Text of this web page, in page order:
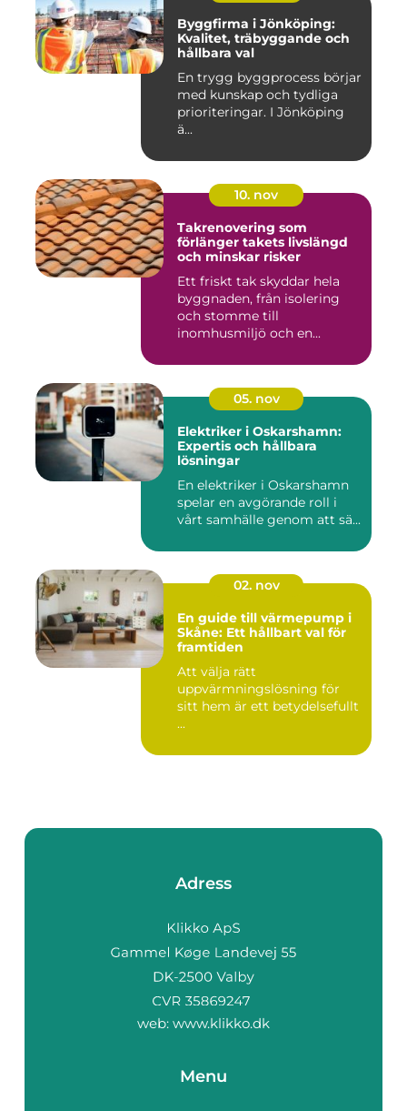
Byggfirma i Jönköping:
Kvalitet, träbyggande och
hållbara val
En trygg byggprocess börjar
med kunskap och tydliga
prioriteringar. I Jönköping
ä...
10. nov
Takrenovering som
förlänger takets livslängd
och minskar risker
Ett friskt tak skyddar hela
byggnaden, från isolering
och stomme till
inomhusmiljö och en...
05. nov
Elektriker i Oskarshamn:
Expertis och hållbara
lösningar
En elektriker i Oskarshamn
spelar en avgörande roll i
vårt samhälle genom att sä...
02. nov
En guide till värmepump i
Skåne: Ett hållbart val för
framtiden
Att välja rätt
uppvärmningslösning för
sitt hem är ett betydelsefullt
...
Adress
web: www.klikko.dk
Menu